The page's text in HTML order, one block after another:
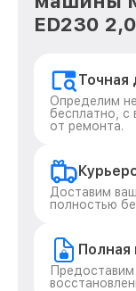
ED230
Точная
Определим
бесплатно, с
от ремонта.
Доставим
полностью
Полная
Предоставим